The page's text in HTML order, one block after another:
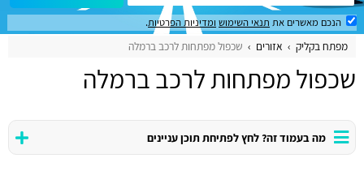
הנכם מאשרים את תנאי השימוש ומדיניות הפרטיות.
מפתח בקליק אזורים שכפול מפתחות לרכב ברמלה
שכפול מפתחות לרכב ברמלה
מה בעמוד זה? לחץ לפתיחת תוכן עניינים